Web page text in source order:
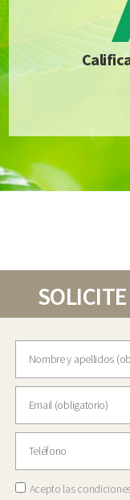
Acepto las